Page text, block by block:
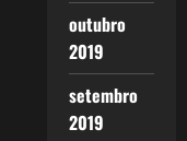
outubro
2019
setembro
2019